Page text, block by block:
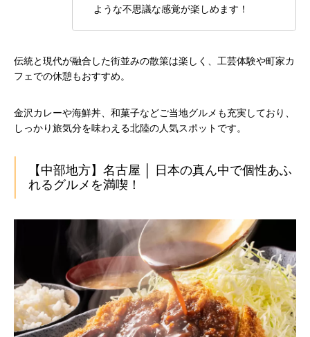
ような不思議な感覚が楽しめます！
伝統と現代が融合した街並みの散策は楽しく、工芸体験や町家カ
フェでの休憩もおすすめ。
金沢カレーや海鮮丼、和菓子などご当地グルメも充実しており、
しっかり旅気分を味わえる北陸の人気スポットです。
【中部地方】名古屋 │ 日本の真ん中で個性あふ
れるグルメを満喫！